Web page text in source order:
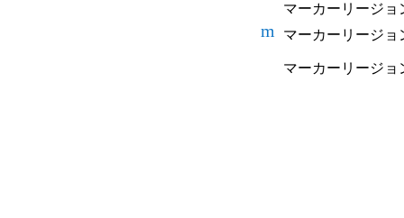
マーカーリージ
m マーカーリージ
マーカーリージ